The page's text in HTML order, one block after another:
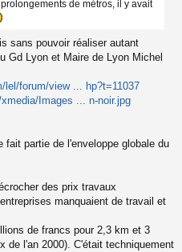
de métros, il y avait
sans pouvoir réaliser autant
Gd Lyon et Maire de Lyon Michel
lel/forum/view ... hp?t=11037
Images ... n-noir.jpg
fait partie de l'enveloppe globale du
des prix travaux
manquaient de travail et
de francs pour 2,3 km et 3
de l'an 2000). C'était techniquement